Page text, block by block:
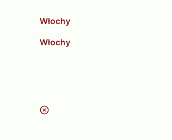
Włochy
Włochy
nie